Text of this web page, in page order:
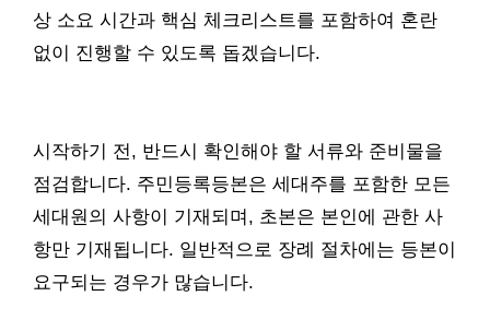
상 소요 시간과 핵심 체크리스트를 포함하여 혼란
없이 진행할 수 있도록 돕겠습니다.
시작하기 전, 반드시 확인해야 할 서류와 준비물을
점검합니다. 주민등록등본은 세대주를 포함한 모든
세대원의 사항이 기재되며, 초본은 본인에 관한 사
항만 기재됩니다. 일반적으로 장례 절차에는 등본이
요구되는 경우가 많습니다.